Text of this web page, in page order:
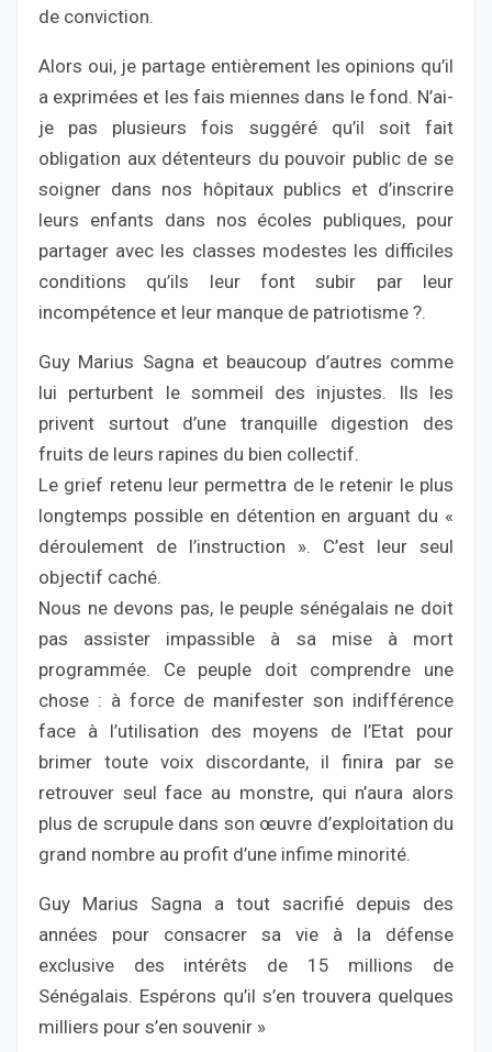
de conviction.
Alors oui, je partage entièrement les opinions qu’il
a exprimées et les fais miennes dans le fond. N’ai-
je pas plusieurs fois suggéré qu’il soit fait
obligation aux détenteurs du pouvoir public de se
soigner dans nos hôpitaux publics et d’inscrire
leurs enfants dans nos écoles publiques, pour
partager avec les classes modestes les difficiles
conditions qu’ils leur font subir par leur
incompétence et leur manque de patriotisme ?.
Guy Marius Sagna et beaucoup d’autres comme
lui perturbent le sommeil des injustes. Ils les
privent surtout d’une tranquille digestion des
fruits de leurs rapines du bien collectif.
Le grief retenu leur permettra de le retenir le plus
longtemps possible en détention en arguant du «
déroulement de l’instruction ». C’est leur seul
objectif caché.
Nous ne devons pas, le peuple sénégalais ne doit
pas assister impassible à sa mise à mort
programmée. Ce peuple doit comprendre une
chose : à force de manifester son indifférence
face à l’utilisation des moyens de l’Etat pour
brimer toute voix discordante, il finira par se
retrouver seul face au monstre, qui n’aura alors
plus de scrupule dans son œuvre d’exploitation du
grand nombre au profit d’une infime minorité.
Guy Marius Sagna a tout sacrifié depuis des
années pour consacrer sa vie à la défense
exclusive des intérêts de 15 millions de
Sénégalais. Espérons qu’il s’en trouvera quelques
milliers pour s’en souvenir »